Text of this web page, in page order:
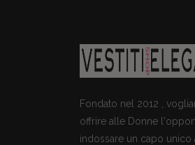
Fondato nel 2012 ,
offrire alle Donne
indossare un capo unico